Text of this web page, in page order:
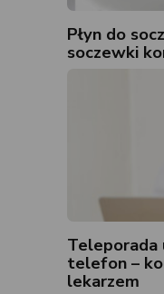
Płyn do
soczewki
Teleporada
telefon –
lekarzem